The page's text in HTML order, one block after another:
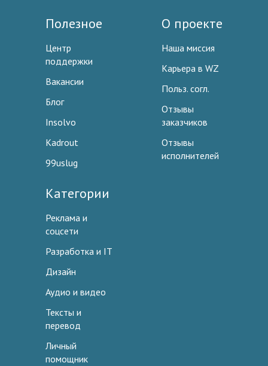
Полезное
Центр
поддержки
Вакансии
Блог
Insolvo
Kadrout
99uslug
О проекте
Наша миссия
Карьера в WZ
Польз. согл.
Отзывы
заказчиков
Отзывы
исполнителей
Категории
Реклама и
соцсети
Разработка и IT
Дизайн
Аудио и видео
Тексты и
перевод
Личный
помощник